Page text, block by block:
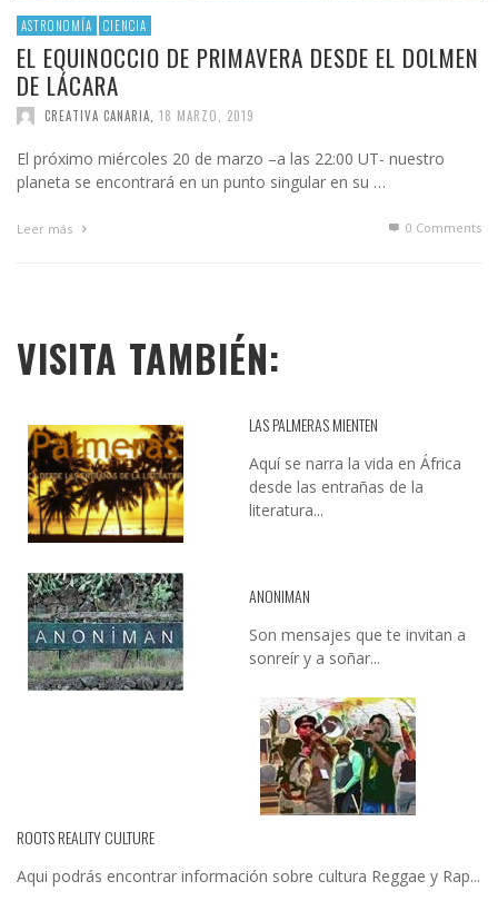
ASTRONOMÍA CIENCIA
EL EQUINOCCIO DE PRIMAVERA DESDE EL DOLMEN
DE LÁCARA
CREATIVA CANARIA 18 MARZO, 2019
El próximo miércoles 20 de marzo –a las 22:00 UT- nuestro
planeta se encontrará en un punto singular en su …
Leer más 0 Comments
VISITA TAMBIÉN:
LAS PALMERAS MIENTEN
Aquí se narra la vida en África
desde las entrañas de la
literatura...
ANONIMAN
Son mensajes que te invitan a
sonreír y a soñar...
ROOTS REALITY CULTURE
Aqui podrás encontrar información sobre cultura Reggae y Rap...